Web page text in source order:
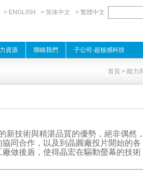
> ENGLISH > 简体中文 > 繁體中文
資源 聯絡我們 子公司-超核感科技
首頁 > 能力
技術與精湛品質的優勢，絕非偶然，
同合作，以及到晶圓廠投片開始的各
做後盾，使得晶宏在驅動螢幕的技術